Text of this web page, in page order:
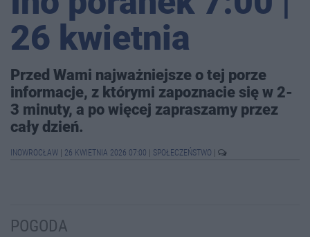
26 kwietnia
Przed Wami najważniejsze o tej porze
informacje, z którymi zapoznacie się w 2-
3 minuty, a po więcej zapraszamy przez
cały dzień.
INOWROCŁAW 26 KWIETNIA 2026 07:00 SPOŁECZEŃSTWO
POGODA